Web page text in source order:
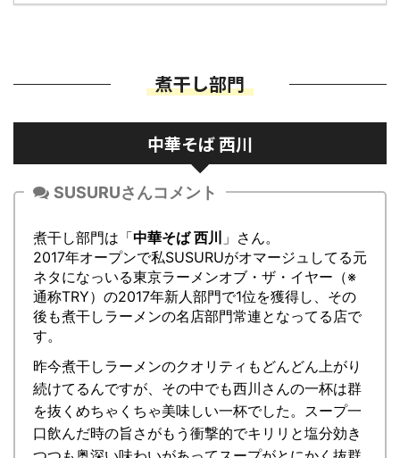
煮干し部門
中華そば 西川
SUSURUさんコメント
煮干し部門は「中華そば 西川 」さん。
2017年オープンで私SUSURUがオマージュしてる元
ネタになっいる東京ラーメンオブ・ザ・イヤー（※
通称TRY）の2017年新人部門で1位を獲得し、その
後も煮干しラーメンの名店部門常連となってる店で
す。
昨今煮干しラーメンのクオリティもどんどん上がり
続けてるんですが、その中でも西川さんの一杯は群
を抜くめちゃくちゃ美味しい一杯でした。スープ一
口飲んだ時の旨さがもう衝撃的でキリリと塩分効き